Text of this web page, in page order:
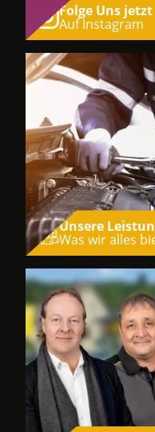
Folge Uns jetzt
Auf Instagram
Unsere
Was wir alles